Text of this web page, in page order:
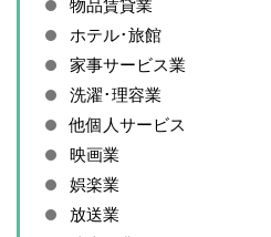
物品賃貸業
ホテル･旅館
家事サービス業
洗濯･理容業
他個人サービス
映画業
娯楽業
放送業